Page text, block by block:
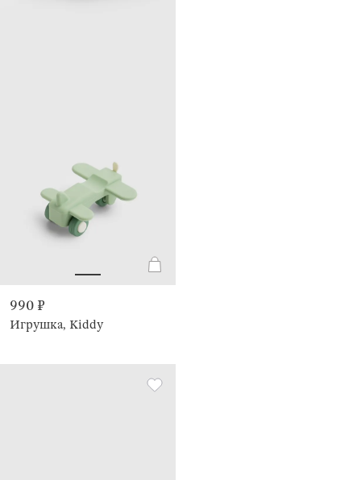
990 ₽
Игрушка, Kiddy